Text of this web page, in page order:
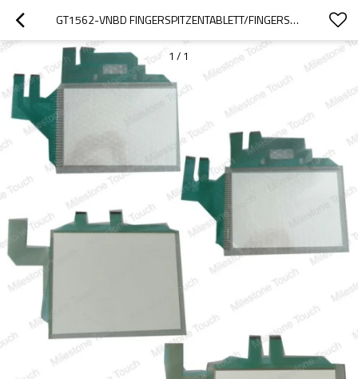
GT1562-VNBD FINGERSPITZENTABLETT/FINGERSPITZENTABLETT GT1562-VNBD
1 / 1